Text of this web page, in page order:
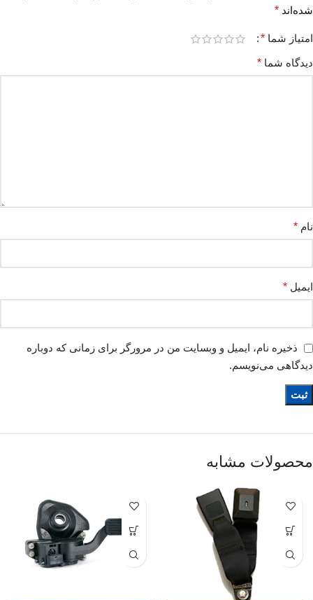
شده‌اند *
امتیاز شما *
دیدگاه شما *
نام *
ایمیل *
ذخیره نام، ایمیل و وبسایت من در مرورگر برای زمانی که دوباره
دیدگاهی می‌نویسم.
محصولات مشابه